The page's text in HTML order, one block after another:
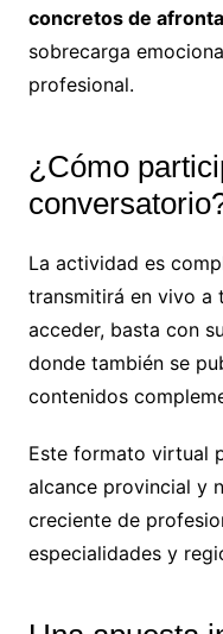
concretos de
sobrecarga
profesional.
¿Cómo
La actividad es
transmitirá en vivo a
acceder, basta con
donde también se
contenidos
Este formato virtual
alcance provincial y
creciente de
especialidades y